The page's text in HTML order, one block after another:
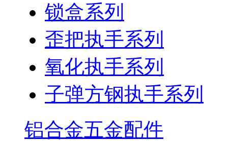
锁盒系列
歪把执手系列
氧化执手系列
子弹方钢执手系列
铝合金五金配件